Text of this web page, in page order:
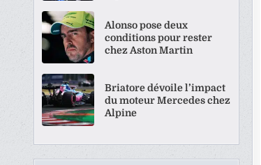
Alonso pose deux
conditions pour rester
chez Aston Martin
Briatore dévoile l’impact
du moteur Mercedes chez
Alpine